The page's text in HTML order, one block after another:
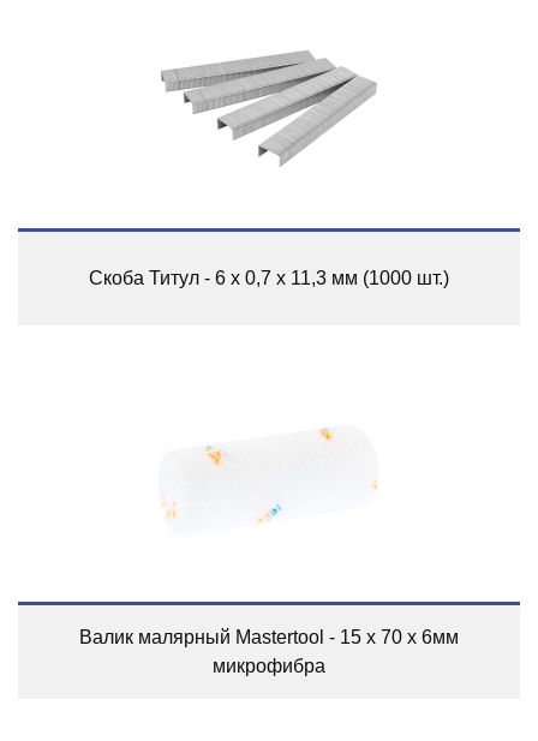
Скоба Титул - 6 x 0,7 x 11,3 мм (1000 шт.)
Валик малярный Mastertool - 15 х 70 x 6мм
микрофибра